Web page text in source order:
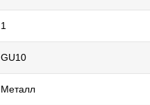
1
GU10
Металл